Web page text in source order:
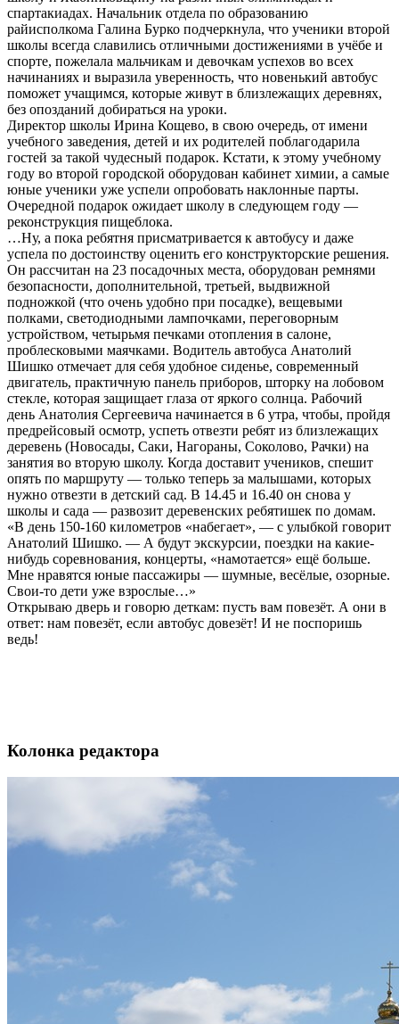
спартакиадах. Начальник отдела по образованию
райисполкома Галина Бурко подчеркнула, что ученики второй
школы всегда славились отличными достижениями в учёбе и
спорте, пожелала мальчикам и девочкам успехов во всех
начинаниях и выразила уверенность, что новенький автобус
поможет учащимся, которые живут в близлежащих деревнях,
без опозданий добираться на уроки.
Директор школы Ирина Кощево, в свою очередь, от имени
учебного заведения, детей и их родителей поблагодарила
гостей за такой чудесный подарок. Кстати, к этому учебному
году во второй городской оборудован кабинет химии, а самые
юные ученики уже успели опробовать наклонные парты.
Очередной подарок ожидает школу в следующем году —
реконструкция пищеблока.
…Ну, а пока ребятня присматривается к автобусу и даже
успела по достоинству оценить его конструкторские решения.
Он рассчитан на 23 посадочных места, оборудован ремнями
безопасности, дополнительной, третьей, выдвижной
подножкой (что очень удобно при посадке), вещевыми
полками, светодиодными лампочками, переговорным
устройством, четырьмя печками отопления в салоне,
проблесковыми маячками. Водитель автобуса Анатолий
Шишко отмечает для себя удобное сиденье, современный
двигатель, практичную панель приборов, шторку на лобовом
стекле, которая защищает глаза от яркого солнца. Рабочий
день Анатолия Сергеевича начинается в 6 утра, чтобы, пройдя
предрейсовый осмотр, успеть отвезти ребят из близлежащих
деревень (Новосады, Саки, Нагораны, Соколово, Рачки) на
занятия во вторую школу. Когда доставит учеников, спешит
опять по маршруту — только теперь за малышами, которых
нужно отвезти в детский сад. В 14.45 и 16.40 он снова у
школы и сада — развозит деревенских ребятишек по домам.
«В день 150-160 километров «набегает», — с улыбкой говорит
Анатолий Шишко. — А будут экскурсии, поездки на какие-
нибудь соревнования, концерты, «намотается» ещё больше.
Мне нравятся юные пассажиры — шумные, весёлые, озорные.
Свои-то дети уже взрослые…»
Открываю дверь и говорю деткам: пусть вам повезёт. А они в
ответ: нам повезёт, если автобус довезёт! И не поспоришь
ведь!
Колонка редактора